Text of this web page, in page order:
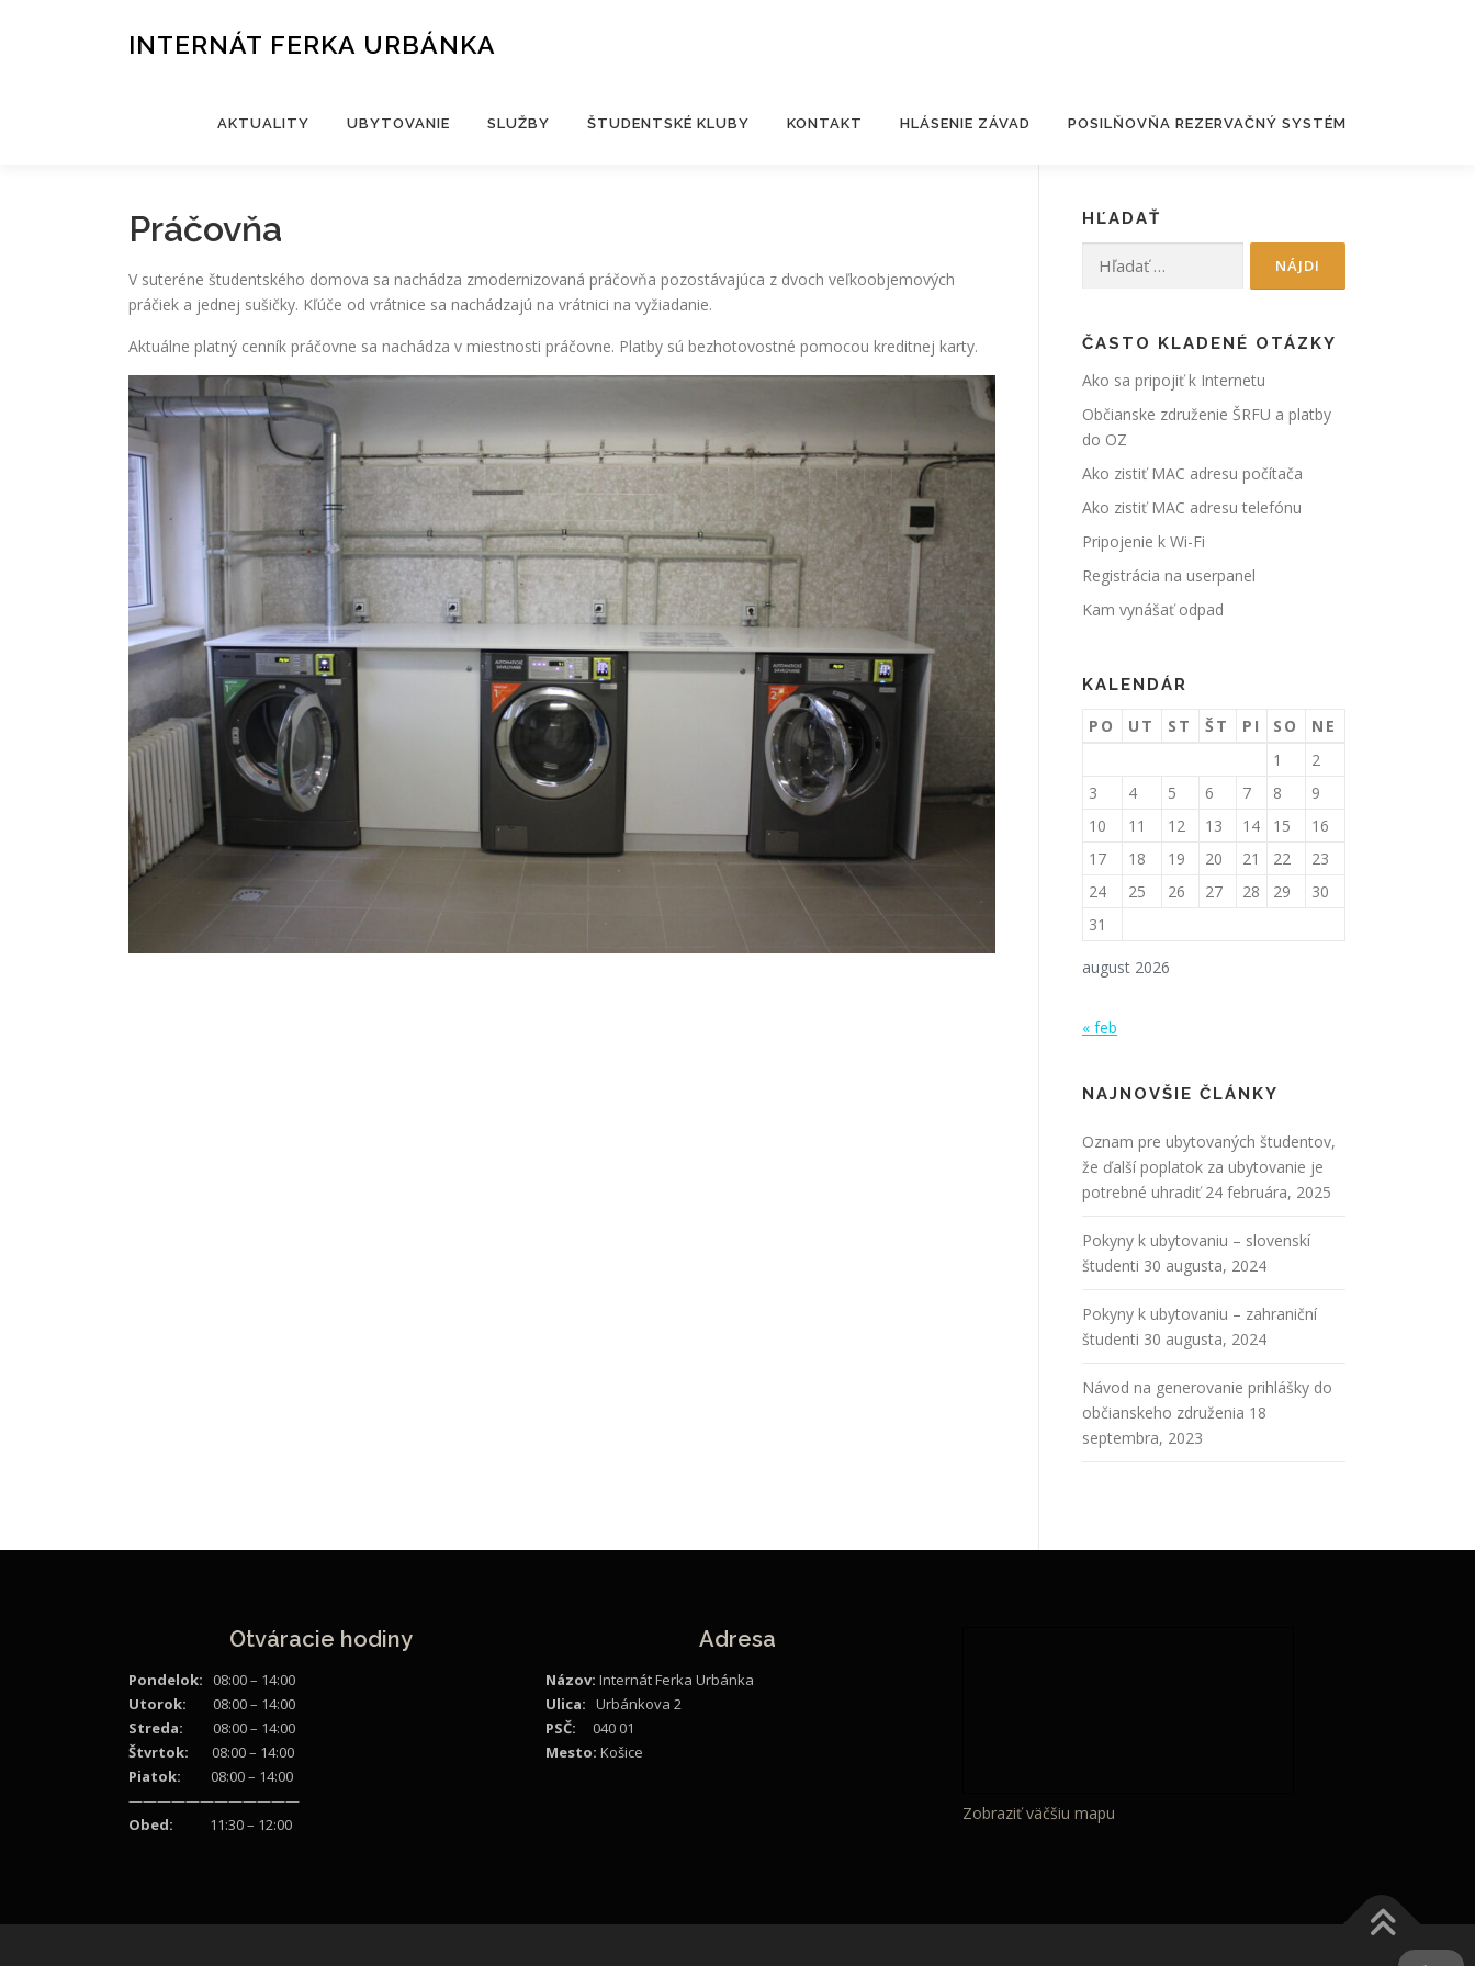
INTERNÁT FERKA URBÁNKA
AKTUALITY UBYTOVANIE SLUŽBY ŠTUDENTSKÉ KLUBY KONTAKT HLÁSENIE ZÁVAD POSILŇOVŇA REZERVAČNÝ SYSTÉM
Práčovňa
V suteréne študentského domova sa nachádza zmodernizovaná práčovňa pozostávajúca z dvoch veľkoobjemových
práčiek a jednej sušičky. Kľúče od vrátnice sa nachádzajú na vrátnici na vyžiadanie.
Aktuálne platný cenník práčovne sa nachádza v miestnosti práčovne. Platby sú bezhotovostné pomocou kreditnej karty.
HĽADAŤ
Hľadať:
ČASTO KLADENÉ OTÁZKY
Ako sa pripojiť k Internetu
Občianske združenie ŠRFU a platby
do OZ
Ako zistiť MAC adresu počítača
Ako zistiť MAC adresu telefónu
Pripojenie k Wi-Fi
Registrácia na userpanel
Kam vynášať odpad
KALENDÁR
august 2026
PO UT ST ŠT PI SO
NE
1
2
3
4 5 6 7 8
9
10
11 12 13 14 15
16
17
18 19 20 21 22
23
24
25 26 27 28 29
30
31
« feb
NAJNOVŠIE ČLÁNKY
Oznam pre ubytovaných študentov,
že ďalší poplatok za ubytovanie je
potrebné uhradiť 24 februára, 2025
Pokyny k ubytovaniu – slovenskí
študenti 30 augusta, 2024
Pokyny k ubytovaniu – zahraniční
študenti 30 augusta, 2024
Návod na generovanie prihlášky do
občianskeho združenia 18
septembra, 2023
Otváracie hodiny
Pondelok: 08:00 – 14:00
Utorok: 08:00 – 14:00
Streda: 08:00 – 14:00
Štvrtok: 08:00 – 14:00
Piatok: 08:00 – 14:00
————————————
Obed: 11:30 – 12:00
Adresa
Názov: Internát Ferka Urbánka
Ulica: Urbánkova 2
PSČ: 040 01
Mesto: Košice
Zobraziť väčšiu mapu